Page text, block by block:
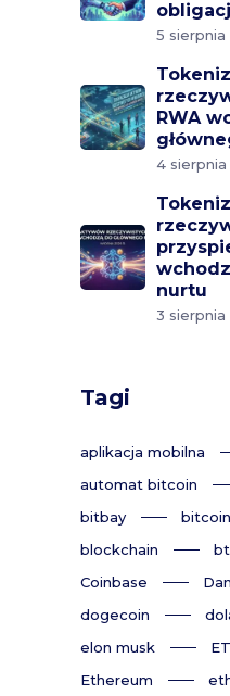
5
RWA
4
nurtu
3
Tagi
aplikacja mobilna
automat bitcoin
bitbay
bitcoin
blockchain
Coinbase
dogecoin
elon musk
Ethereum